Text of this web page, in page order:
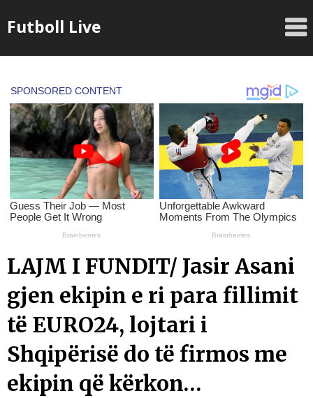
toFutboll Live
LAJM I FUNDIT/ Jasir Asani
gjen ekipin e ri para fillimit
të EURO24, lojtari i
Shqipërisë do të firmos me
ekipin që kërkon…